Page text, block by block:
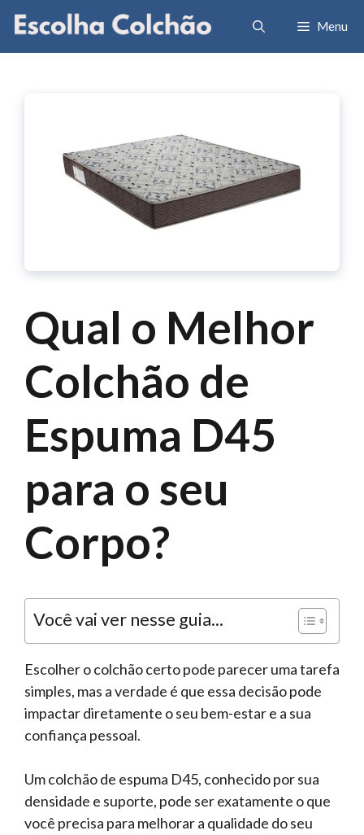
Pular
para
o
Menu
Qual o Melhor
Colchão de
Espuma D45
para o seu
Corpo?
Você vai ver nesse guia...
Escolher o colchão certo pode parecer uma tarefa
simples, mas a verdade é que essa decisão pode
impactar diretamente o seu bem-estar e a sua
confiança pessoal.
Um colchão de espuma D45, conhecido por sua
densidade e suporte, pode ser exatamente o que
você precisa para melhorar a qualidade do seu